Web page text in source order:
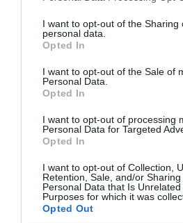
not limited to your visit or usage
grant or deny consent to Google
use your data for below specified
consent section.
I want to opt-out of the Sharing
personal data.
Opted In
I want to opt-out of the Sale of
Personal Data.
Opted In
I want to opt-out of processing
Personal Data for Targeted
Opted In
I want to opt-out of Collection,
Retention, Sale, and/or
Personal Data that Is
Purposes for which it was
Opted Out